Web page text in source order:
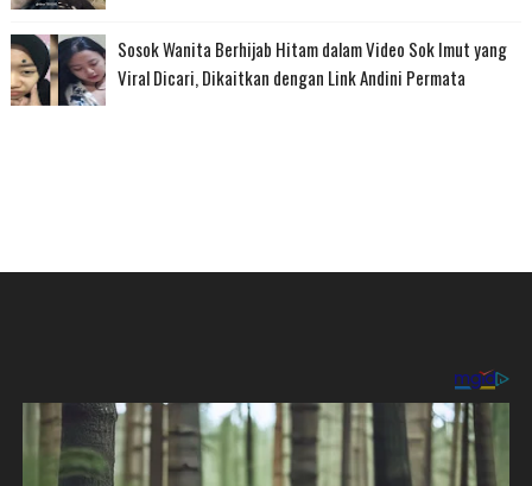
Sosok Wanita Berhijab Hitam dalam Video Sok Imut yang
Viral Dicari, Dikaitkan dengan Link Andini Permata